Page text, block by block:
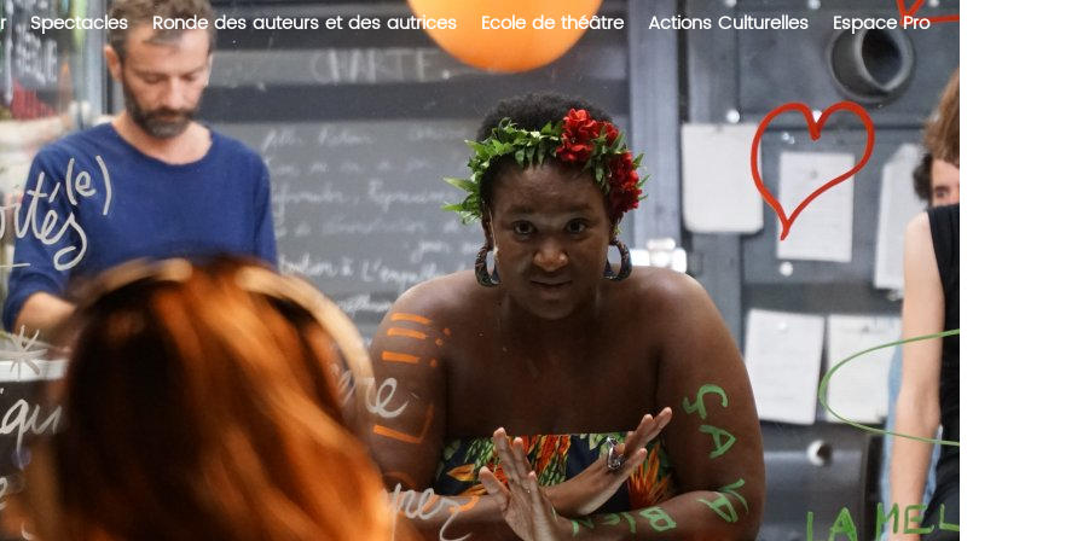
Spectacles Ronde des auteurs et des autrices Ecole de théâtre Actions Culturelles Espace Pro